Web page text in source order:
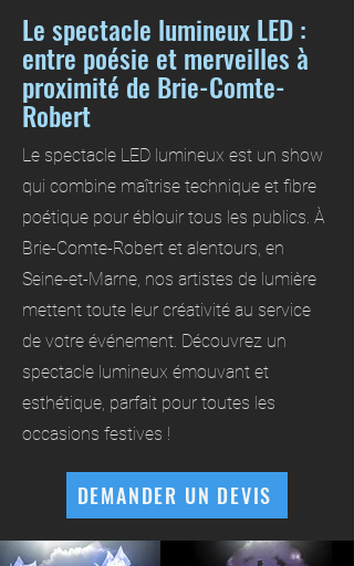
Le spectacle lumineux LED :
entre poésie et merveilles à
proximité de Brie-Comte-
Robert
Le spectacle LED lumineux est un show
qui combine maîtrise technique et fibre
poétique pour éblouir tous les publics. À
Brie-Comte-Robert et alentours, en
Seine-et-Marne, nos artistes de lumière
mettent toute leur créativité au service
de votre événement. Découvrez un
spectacle lumineux émouvant et
esthétique, parfait pour toutes les
occasions festives !
DEMANDER UN DEVIS